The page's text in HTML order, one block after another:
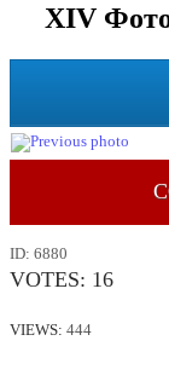
XIV
ID: 6880
VOTES: 16
VIEWS: 444